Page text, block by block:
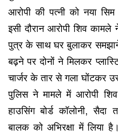
आरोपी की पत्नी को नया
इसी दौरान आरोपी शिव
पुत्र के साथ घर बुलाकर
बढ़ने पर दोनों ने मिलकर
चार्जर के तार से गला घोंटकर
पुलिस ने मामले में आरोपी
हाउसिंग बोर्ड कॉलोनी,
बालक को अभिरक्षा में लिया